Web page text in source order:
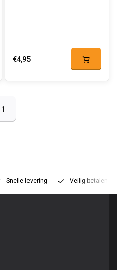
€4,95
1
Snelle levering Veilig betalen